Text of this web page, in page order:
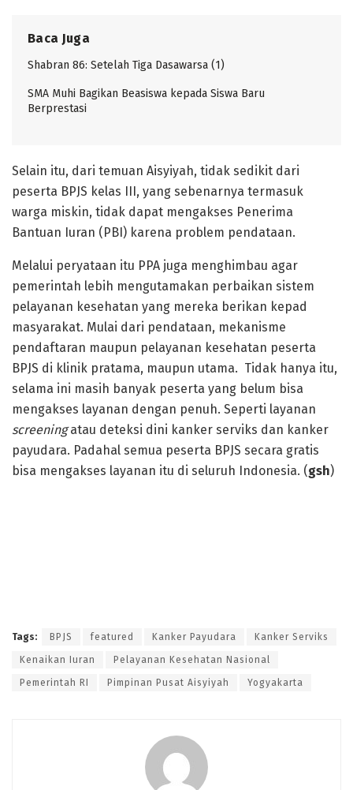
Baca Juga
Shabran 86: Setelah Tiga Dasawarsa (1)
SMA Muhi Bagikan Beasiswa kepada Siswa Baru
Berprestasi
Selain itu, dari temuan Aisyiyah, tidak sedikit dari
peserta BPJS kelas III, yang sebenarnya termasuk
warga miskin, tidak dapat mengakses Penerima
Bantuan Iuran (PBI) karena problem pendataan.
Melalui peryataan itu PPA juga menghimbau agar
pemerintah lebih mengutamakan perbaikan sistem
pelayanan kesehatan yang mereka berikan kepad
masyarakat. Mulai dari pendataan, mekanisme
pendaftaran maupun pelayanan kesehatan peserta
BPJS di klinik pratama, maupun utama. Tidak hanya itu,
selama ini masih banyak peserta yang belum bisa
mengakses layanan dengan penuh. Seperti layanan
screeningatau deteksi dini kanker serviks dan kanker
payudara. Padahal semua peserta BPJS secara gratis
bisa mengakses layanan itu di seluruh Indonesia. (gsh)
Tags: BPJS featured Kanker Payudara Kanker Serviks
Kenaikan Iuran Pelayanan Kesehatan Nasional
Pemerintah RI Pimpinan Pusat Aisyiyah Yogyakarta